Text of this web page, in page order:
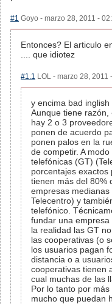
#1 Goyo - marzo 28, 2011 -
Entonces? El articulo
.... que idiotez
#1.1 LOL - marzo 28,
y encima bad
Aunque tiene
hay 2 o 3
ponen de acuerdo
ponen palos en la
de competir. A
telefónicas (GT)
porcentajes
tienen más del 80%
empresas medianas
Telecentro) y
telefónico.
fundar una
la realidad las GT
las cooperativas (o
los usuarios pagan
distancia o a
cooperativas tienen
cual muchas de las
Por lo tanto por
mucho que puedan